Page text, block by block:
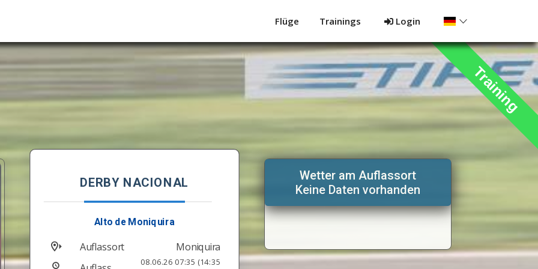
Flüge Trainings Login
Training
DERBY NACIONAL
Alto de Moniquira
Auflassort Moniquira
08.06.26 07:35 (14:35
Wetter am Auflassort
Keine Daten vorhanden